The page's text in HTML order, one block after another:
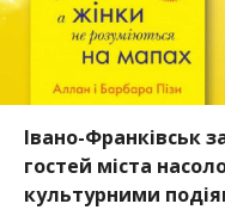
Івано-Франківськ
гостей міста
культурними